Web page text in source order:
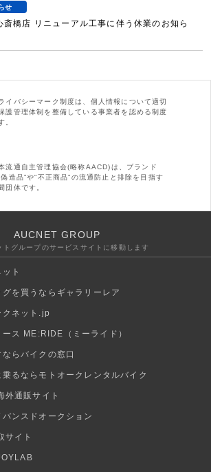
せ
斎橋店 リニューアル工事に伴う休業のお知ら
イバシーマーク制度は、個人情報について適切
護管理体制を整備している事業者を認める制度
。
流通自主管理協会(略称AACD)は、ブランド
偽造品”や“不正商品”の流通防止と排除を目指す
団体です。
AUCNET GROUP
トグループのサービスサイトに移動します
ト
を買うならギャラリーレア
クネット.jp
ス ME:RIDE（ミーライド）
らバイクの窓口
るならモトオークレンタルバイク
外通販サイト
ンスドオークション
サイト